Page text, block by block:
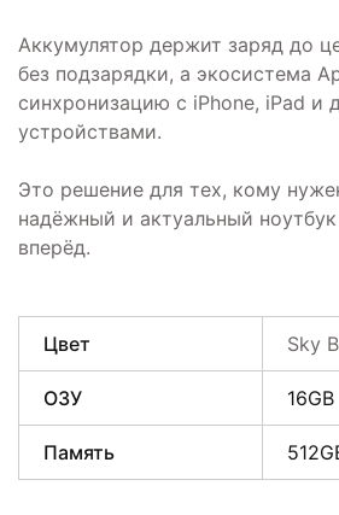
Аккумулятор держит заряд до
без подзарядки, а экосистема
синхронизацию с iPhone, iPad и
устройствами.
Это решение для тех, кому
надёжный и актуальный
вперёд.
Цвет Sky
ОЗУ 16GB
Память